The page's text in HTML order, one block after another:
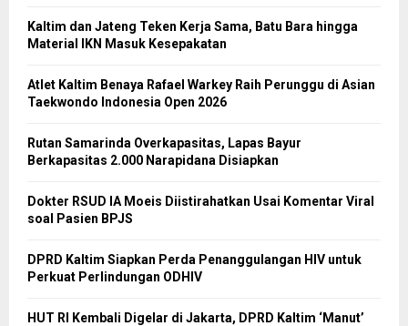
Kaltim dan Jateng Teken Kerja Sama, Batu Bara hingga
Material IKN Masuk Kesepakatan
Atlet Kaltim Benaya Rafael Warkey Raih Perunggu di Asian
Taekwondo Indonesia Open 2026
Rutan Samarinda Overkapasitas, Lapas Bayur
Berkapasitas 2.000 Narapidana Disiapkan
Dokter RSUD IA Moeis Diistirahatkan Usai Komentar Viral
soal Pasien BPJS
DPRD Kaltim Siapkan Perda Penanggulangan HIV untuk
Perkuat Perlindungan ODHIV
HUT RI Kembali Digelar di Jakarta, DPRD Kaltim ‘Manut’